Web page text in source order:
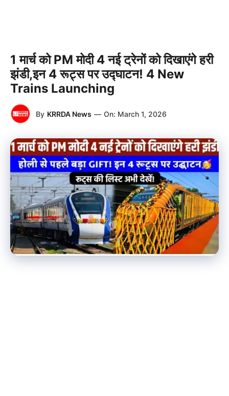
1 मार्च को PM मोदी 4 नई ट्रेनों को दिखाएंगे हरी
झंडी,इन 4 रूट्स पर उद्घाटन! 4 New
Trains Launching
By KRRDA News — On: March 1, 2026